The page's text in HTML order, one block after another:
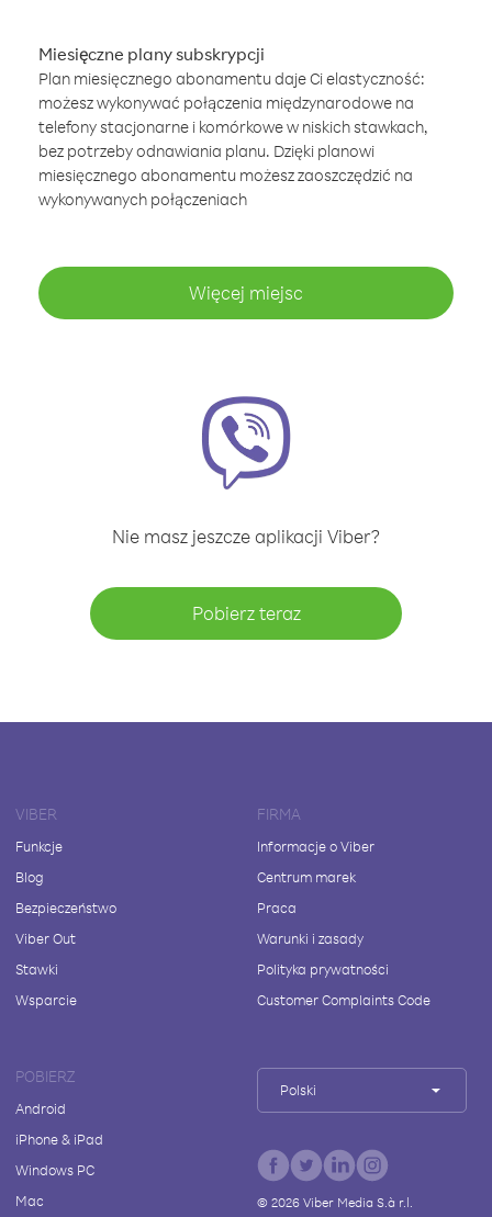
Miesięczne plany subskrypcji
Plan miesięcznego abonamentu daje Ci elastyczność:
możesz wykonywać połączenia międzynarodowe na
telefony stacjonarne i komórkowe w niskich stawkach,
bez potrzeby odnawiania planu. Dzięki planowi
miesięcznego abonamentu możesz zaoszczędzić na
wykonywanych połączeniach
Więcej miejsc
Nie masz jeszcze aplikacji Viber?
Pobierz teraz
VIBER
Funkcje
Blog
Bezpieczeństwo
Viber Out
Stawki
Wsparcie
FIRMA
Informacje o Viber
Centrum marek
Praca
Warunki i zasady
Polityka prywatności
Customer Complaints Code
POBIERZ
Android
iPhone & iPad
Windows PC
Mac
Polski
© 2026Viber Media S.à r.l.